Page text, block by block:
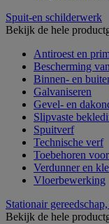
Spuit-en schilderwerk
Bekijk de hele
Antiroest en
Bescherming
Binnen- en
Galvaniseren
Gevel- en
Slipvaste
Spuitverf
Technische verf
Toebehoren
Verdunner en
Vloerbewerking
Stationair
Bekijk de hele